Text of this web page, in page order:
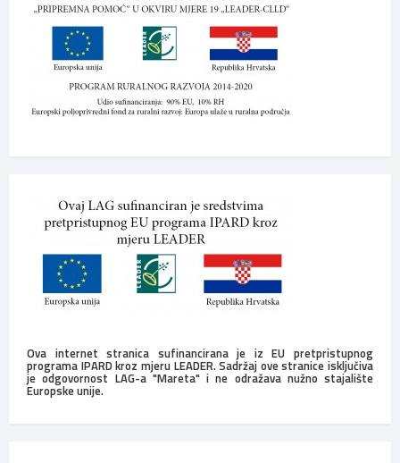
Ova internet stranica sufinancirana je iz EU pretpristupnog
programa IPARD kroz mjeru LEADER. Sadržaj ove stranice isključiva
je odgovornost LAG-a "Mareta" i ne odražava nužno stajalište
Europske unije.